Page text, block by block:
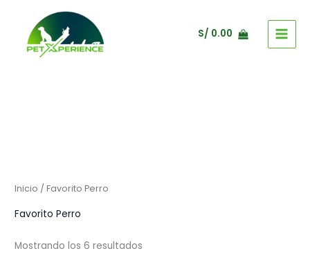
contenido
S/ 0.00
Inicio / Favorito Perro
Favorito Perro
Mostrando los 6 resultados